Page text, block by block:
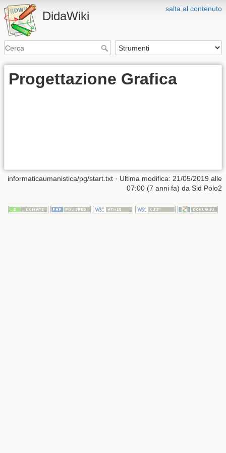
salta al contenuto
DidaWiki
Progettazione Grafica
informaticaumanistica/pg/start.txt · Ultima modifica: 21/05/2019 alle
07:00 (7 anni fa) da Sid Polo2